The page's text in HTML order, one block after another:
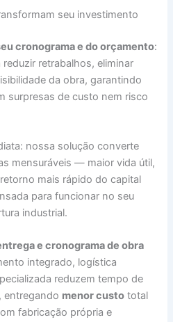
seu investimento
cronograma e do orçamento:
retrabalhos, eliminar
da obra, garantindo
surpresas de custo nem risco
nossa solução converte
mensuráveis — maior vida útil,
mais rápido do capital
para funcionar no seu
industrial.
e cronograma de obra
integrado, logística
reduzem tempo de
entregando menor custo total
fabricação própria e